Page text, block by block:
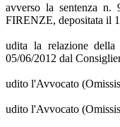
avverso la sentenza
FIRENZE, depositata il
udita la relazione della
05/06/2012 dal
udito l'Avvocato
udito l'Avvocato